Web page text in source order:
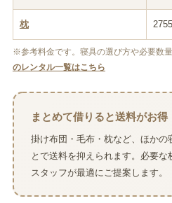
枕 2755
※参考料金です。寝具の選び方や必要数
のレンタル一覧はこちら
まとめて借りると送料がお得
掛け布団・毛布・枕など、ほかの
とで送料を抑えられます。必要
スタッフが最適にご提案します。